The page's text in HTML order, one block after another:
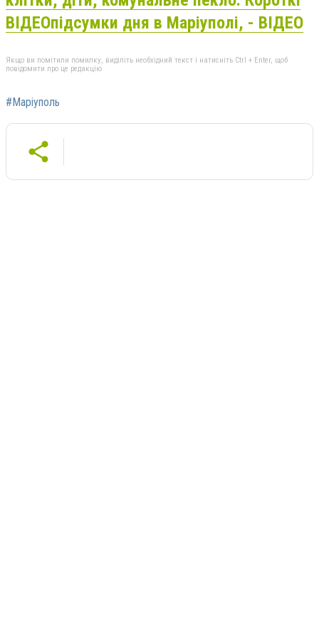
ВІДЕОпідсумки дня в Маріуполі, - ВІДЕО
Якщо ви помітили помилку, виділіть необхідний текст і натисніть Ctrl + Enter, щоб
повідомити про це редакцію
#Маріуполь